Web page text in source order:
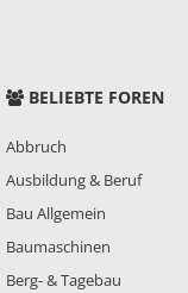
BELIEBTE FOREN
Abbruch
Ausbildung & Beruf
Bau Allgemein
Baumaschinen
Berg- & Tagebau